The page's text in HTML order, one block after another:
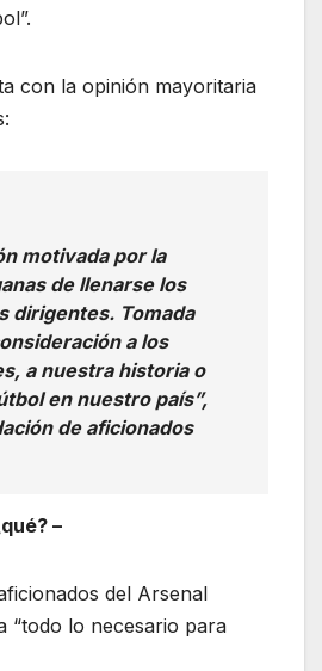
con la opinión mayoritaria
motivada por la
de llenarse los
dirigentes. Tomada
a los
a nuestra historia o
en nuestro país”,
de aficionados
–
del Arsenal
“todo lo necesario para